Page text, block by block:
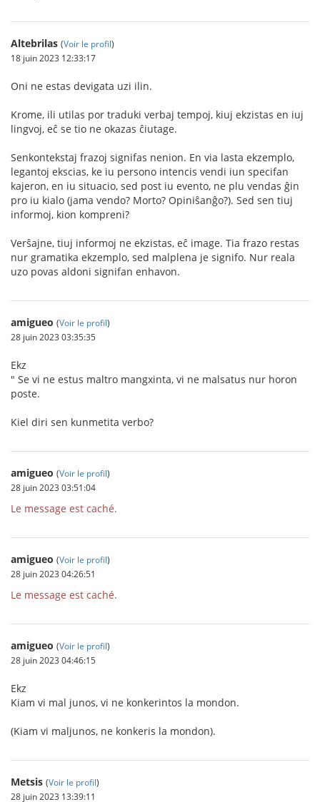
Altebrilas (Voir le profil)
18 juin 2023 12:33:17
Oni ne estas devigata uzi ilin.
Krome, ili utilas por traduki verbaj tempoj, kiuj ekzistas en iuj
lingvoj, eĉ se tio ne okazas ĉiutage.
Senkontekstaj frazoj signifas nenion. En via lasta ekzemplo,
legantoj ekscias, ke iu persono intencis vendi iun specifan
kajeron, en iu situacio, sed post iu evento, ne plu vendas ĝin
pro iu kialo (jama vendo? Morto? Opiniŝanĝo?). Sed sen tiuj
informoj, kion kompreni?
Verŝajne, tiuj informoj ne ekzistas, eĉ image. Tia frazo restas
nur gramatika ekzemplo, sed malplena je signifo. Nur reala
uzo povas aldoni signifan enhavon.
amigueo (Voir le profil)
28 juin 2023 03:35:35
Ekz
" Se vi ne estus maltro mangxinta, vi ne malsatus nur horon
poste.
Kiel diri sen kunmetita verbo?
amigueo (Voir le profil)
28 juin 2023 03:51:04
Le message est caché.
amigueo (Voir le profil)
28 juin 2023 04:26:51
Le message est caché.
amigueo (Voir le profil)
28 juin 2023 04:46:15
Ekz
Kiam vi mal junos, vi ne konkerintos la mondon.
(Kiam vi maljunos, ne konkeris la mondon).
Metsis (Voir le profil)
28 juin 2023 13:39:11